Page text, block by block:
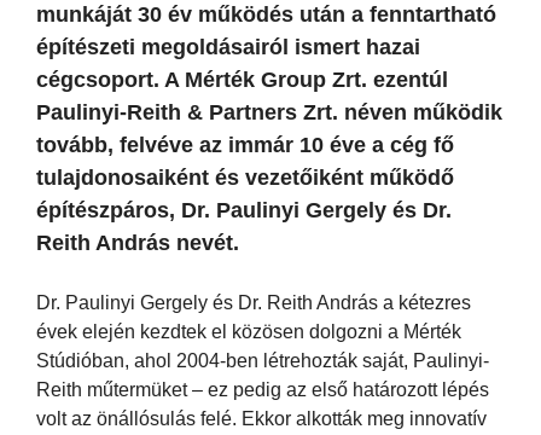
munkáját 30 év működés után a fenntartható
építészeti megoldásairól ismert hazai
cégcsoport. A Mérték Group Zrt. ezentúl
Paulinyi-Reith & Partners Zrt. néven működik
tovább, felvéve az immár 10 éve a cég fő
tulajdonosaiként és vezetőiként működő
építészpáros, Dr. Paulinyi Gergely és Dr.
Reith András nevét.
Dr. Paulinyi Gergely és Dr. Reith András a kétezres
évek elején kezdtek el közösen dolgozni a Mérték
Stúdióban, ahol 2004-ben létrehozták saját, Paulinyi-
Reith műtermüket – ez pedig az első határozott lépés
volt az önállósulás felé. Ekkor alkották meg innovatív